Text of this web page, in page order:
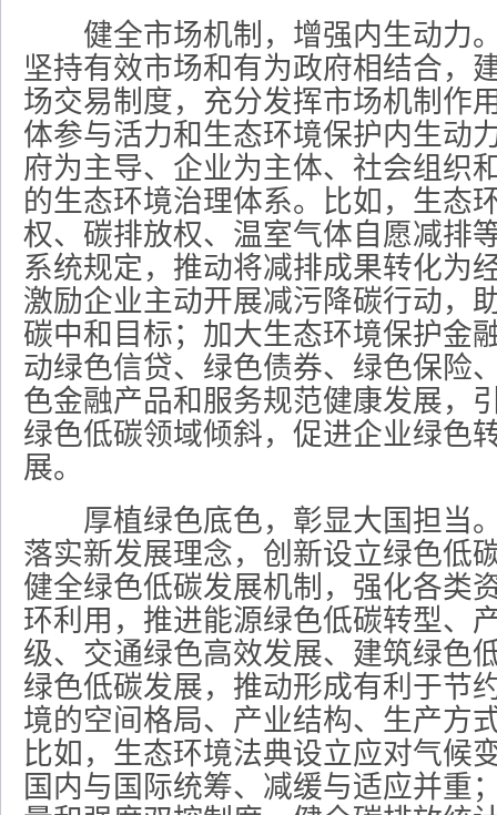
健全市场机制，增强内生动力
坚持有效市场和有为政府相结合，
场交易制度，充分发挥市场机制作
体参与活力和生态环境保护内生动
府为主导、企业为主体、社会组织
的生态环境治理体系。比如，生态
权、碳排放权、温室气体自愿减排
系统规定，推动将减排成果转化为
激励企业主动开展减污降碳行动，
碳中和目标；加大生态环境保护金
动绿色信贷、绿色债券、绿色保险
色金融产品和服务规范健康发展，
绿色低碳领域倾斜，促进企业绿色
展。
厚植绿色底色，彰显大国担当
落实新发展理念，创新设立绿色低
健全绿色低碳发展机制，强化各类
环利用，推进能源绿色低碳转型、
级、交通绿色高效发展、建筑绿色
绿色低碳发展，推动形成有利于节
境的空间格局、产业结构、生产方
比如，生态环境法典设立应对气候
国内与国际统筹、减缓与适应并重